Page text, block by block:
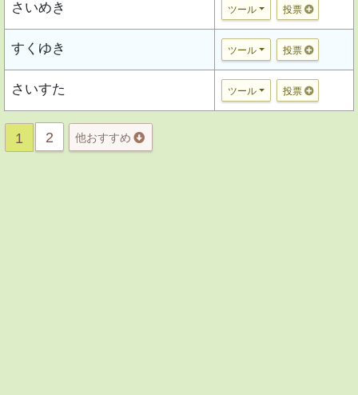
さいめき ツール 投票
すくゆき ツール 投票
さいすた ツール 投票
1 2 他おすすめ